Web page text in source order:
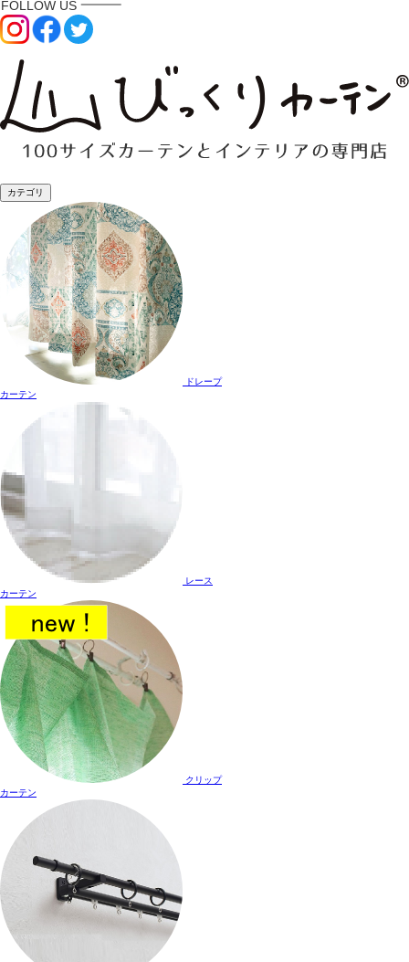
カテゴリ
ドレープ
カーテン
レース
カーテン
クリップ
カーテン